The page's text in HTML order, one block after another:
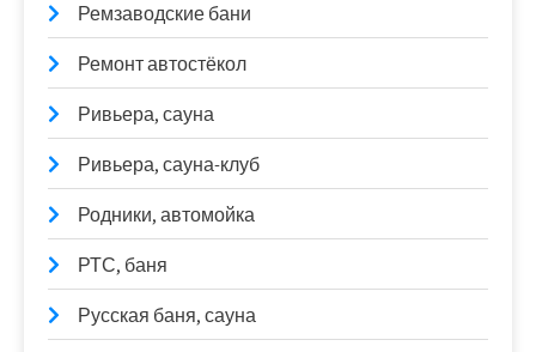
Ремзаводские бани
Ремонт автостёкол
Ривьера, сауна
Ривьера, сауна-клуб
Родники, автомойка
РТС, баня
Русская баня, сауна